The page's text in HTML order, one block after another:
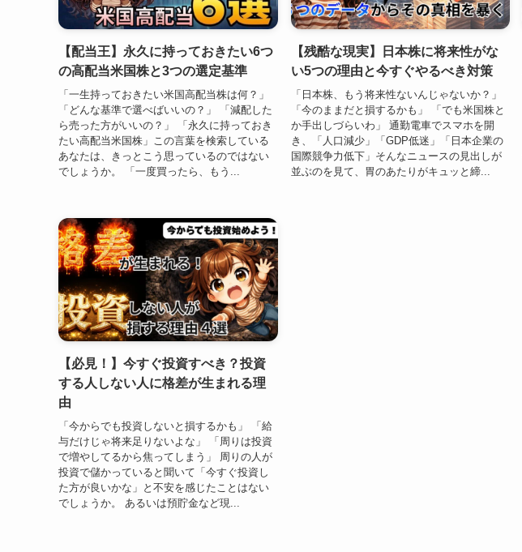
【配当王】永久に持っておきたい6つ
の高配当米国株と3つの選定基準
「一生持っておきたい米国高配当株は何？」
「どんな基準で選べばいいの？」 「減配した
ら売った方がいいの？」 「永久に持っておき
たい高配当米国株」この言葉を検索している
あなたは、きっとこう思っているのではない
でしょうか。 「一度買ったら、もう...
【残酷な現実】日本株に将来性がな
い5つの理由と今すぐやるべき対策
「日本株、もう将来性ないんじゃないか？」
「今のままだと損するかも」 「でも米国株と
か手出しづらいわ」 通勤電車でスマホを開
き、「人口減少」「GDP低迷」「日本企業の
国際競争力低下」そんなニュースの見出しが
並ぶのを見て、胃のあたりがキュッと締...
【必見！】今すぐ投資すべき？投資
する人しない人に格差が生まれる理
由
「今からでも投資しないと損するかも」 「給
与だけじゃ将来足りないよな」 「周りは投資
で増やしてるから焦ってしまう」 周りの人が
投資で儲かっていると聞いて「今すぐ投資し
た方が良いかな」と不安を感じたことはない
でしょうか。 あるいは預貯金など現...